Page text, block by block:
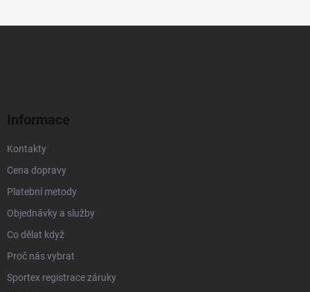
Informace
Kontakty
Cena dopravy
Platební metody
Objednávky a služby
Co dělat když
Proč nás vybrat
Sportex registrace záruky